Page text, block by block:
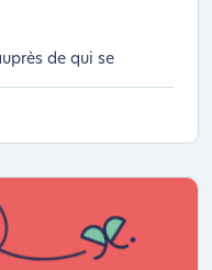
de qui se